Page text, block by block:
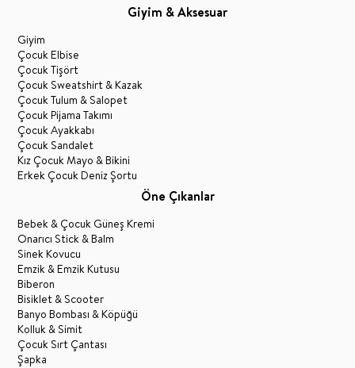
Giyim & Aksesuar
Giyim
Çocuk Elbise
Çocuk Tişört
Çocuk Sweatshirt & Kazak
Çocuk Tulum & Salopet
Çocuk Pijama Takımı
Çocuk Ayakkabı
Çocuk Sandalet
Kız Çocuk Mayo & Bikini
Erkek Çocuk Deniz Şortu
Öne Çıkanlar
Bebek & Çocuk Güneş Kremi
Onarıcı Stick & Balm
Sinek Kovucu
Emzik & Emzik Kutusu
Biberon
Bisiklet & Scooter
Banyo Bombası & Köpüğü
Kolluk & Simit
Çocuk Sırt Çantası
Şapka